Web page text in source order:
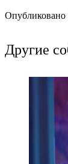
Опубликовано
Другие